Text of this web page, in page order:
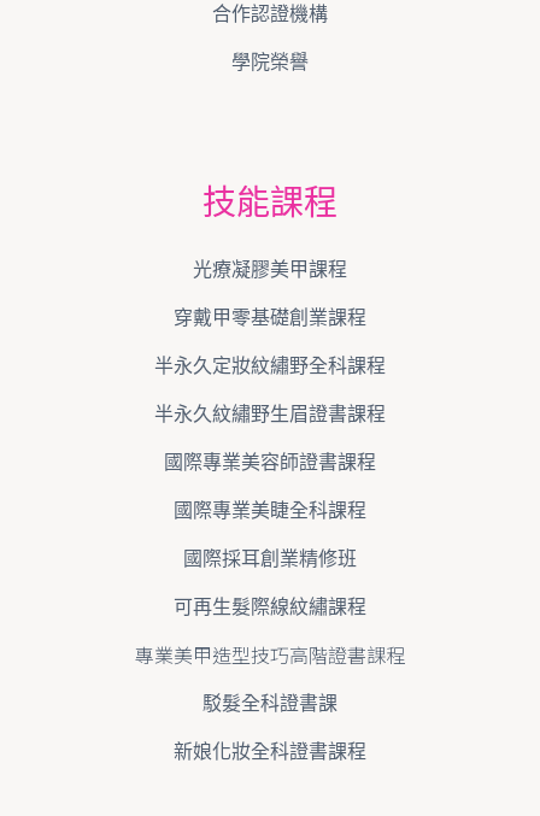
合作認證機構
學院榮譽
技能課程
光療凝膠美甲課程
穿戴甲零基礎創業課程
半永久定妝紋繡野全科課程
半永久紋繡野生眉證書課程
國際專業美容師證書課程
國際專業美睫全科課程
國際採耳創業精修班
可再生髮際線紋繡課程
專業美甲造型技巧高階證書課程
駁髮全科證書課
新娘化妝全科證書課程